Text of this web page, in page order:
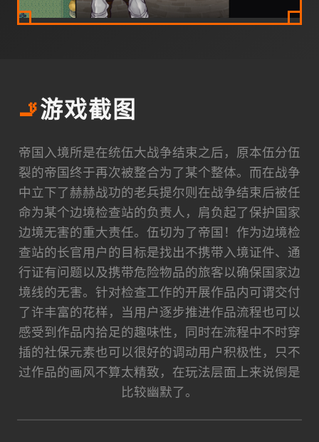
🚬游戏截图
帝国入境所是在统伍大战争结束之后，原本伍分伍
裂的帝国终于再次被整合为了某个整体。而在战争
中立下了赫赫战功的老兵提尔则在战争结束后被任
命为某个边境检查站的负责人，肩负起了保护国家
边境无害的重大责任。伍切为了帝国！作为边境检
查站的长官用户的目标是找出不携带入境证件、通
行证有问题以及携带危险物品的旅客以确保国家边
境线的无害。针对检查工作的开展作品内可谓交付
了许丰富的花样，当用户逐步推进作品流程也可以
感受到作品内拾足的趣味性，同时在流程中不时穿
插的社保元素也可以很好的调动用户积极性，只不
过作品的画风不算太精致，在玩法层面上来说倒是
比较幽默了。